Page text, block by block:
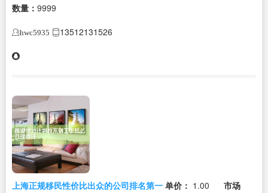
数量： 9999
hwc5935 13512131526
上海正规移民性价比出众的公司排名第一 单价： 1.00
市场